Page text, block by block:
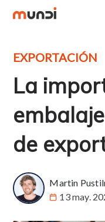
EXPORTACIÓN
La
de
Martin
13 may.